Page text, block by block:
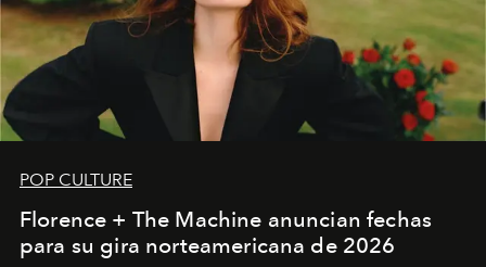
POP CULTURE
Florence + The Machine anuncian fechas
para su gira norteamericana de 2026